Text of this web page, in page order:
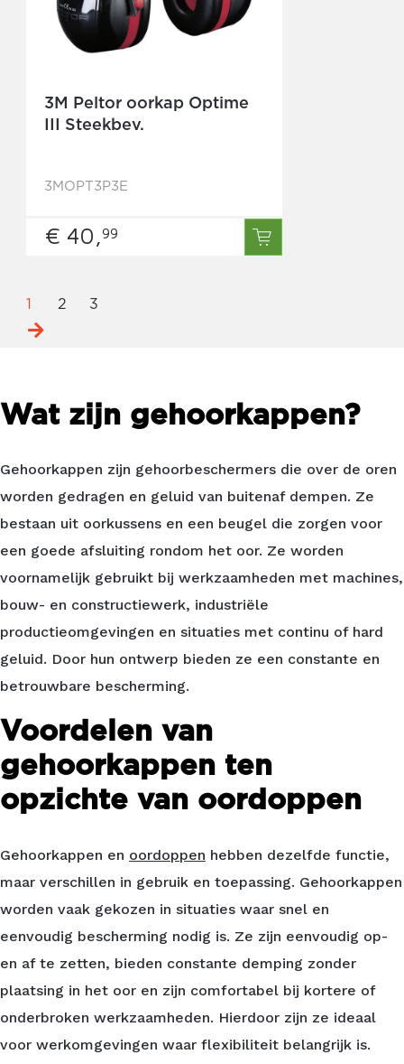
3M Peltor oorkap Optime
III Steekbev.
3MOPT3P3E
€ 40,99
1 2 3
Wat zijn gehoorkappen?
Gehoorkappen zijn gehoorbeschermers die over de oren
worden gedragen en geluid van buitenaf dempen. Ze
bestaan uit oorkussens en een beugel die zorgen voor
een goede afsluiting rondom het oor. Ze worden
voornamelijk gebruikt bij werkzaamheden met machines,
bouw- en constructiewerk, industriële
productieomgevingen en situaties met continu of hard
geluid. Door hun ontwerp bieden ze een constante en
betrouwbare bescherming.
Voordelen van
gehoorkappen ten
opzichte van oordoppen
Gehoorkappen en oordoppen hebben dezelfde functie,
maar verschillen in gebruik en toepassing. Gehoorkappen
worden vaak gekozen in situaties waar snel en
eenvoudig bescherming nodig is. Ze zijn eenvoudig op-
en af te zetten, bieden constante demping zonder
plaatsing in het oor en zijn comfortabel bij kortere of
onderbroken werkzaamheden. Hierdoor zijn ze ideaal
voor werkomgevingen waar flexibiliteit belangrijk is.